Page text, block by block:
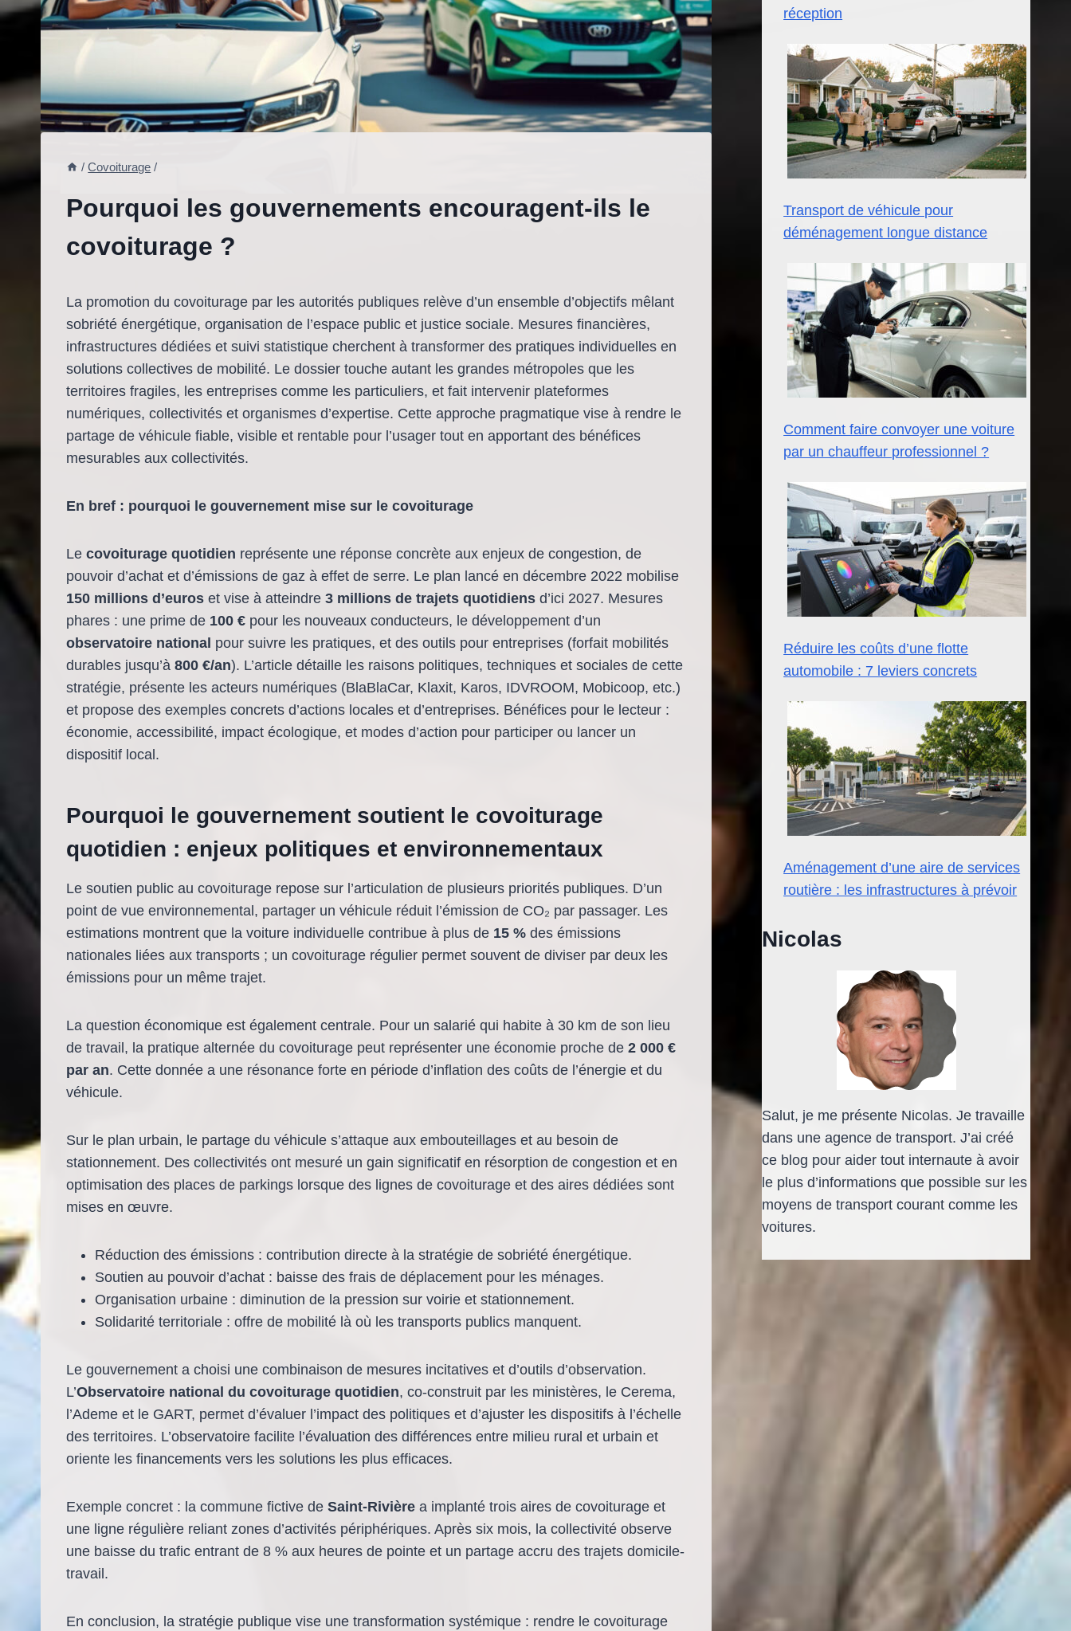
/ Covoiturage /
Pourquoi les gouvernements encouragent-ils le
covoiturage ?
La promotion du covoiturage par les autorités publiques relève d’un ensemble d’objectifs mêlant
sobriété énergétique, organisation de l’espace public et justice sociale. Mesures financières,
infrastructures dédiées et suivi statistique cherchent à transformer des pratiques individuelles en
solutions collectives de mobilité. Le dossier touche autant les grandes métropoles que les
territoires fragiles, les entreprises comme les particuliers, et fait intervenir plateformes
numériques, collectivités et organismes d’expertise. Cette approche pragmatique vise à rendre le
partage de véhicule fiable, visible et rentable pour l’usager tout en apportant des bénéfices
mesurables aux collectivités.
En bref : pourquoi le gouvernement mise sur le covoiturage
Le covoiturage quotidien représente une réponse concrète aux enjeux de congestion, de
pouvoir d’achat et d’émissions de gaz à effet de serre. Le plan lancé en décembre 2022 mobilise
150 millions d’euros et vise à atteindre 3 millions de trajets quotidiens d’ici 2027. Mesures
phares : une prime de 100 € pour les nouveaux conducteurs, le développement d’un
observatoire national pour suivre les pratiques, et des outils pour entreprises (forfait mobilités
durables jusqu’à 800 €/an). L’article détaille les raisons politiques, techniques et sociales de cette
stratégie, présente les acteurs numériques (BlaBlaCar, Klaxit, Karos, IDVROOM, Mobicoop, etc.)
et propose des exemples concrets d’actions locales et d’entreprises. Bénéfices pour le lecteur :
économie, accessibilité, impact écologique, et modes d’action pour participer ou lancer un
dispositif local.
Pourquoi le gouvernement soutient le covoiturage
quotidien : enjeux politiques et environnementaux
Le soutien public au covoiturage repose sur l’articulation de plusieurs priorités publiques. D’un
point de vue environnemental, partager un véhicule réduit l’émission de CO₂ par passager. Les
estimations montrent que la voiture individuelle contribue à plus de 15 % des émissions
nationales liées aux transports ; un covoiturage régulier permet souvent de diviser par deux les
émissions pour un même trajet.
La question économique est également centrale. Pour un salarié qui habite à 30 km de son lieu
de travail, la pratique alternée du covoiturage peut représenter une économie proche de 2 000 €
par an. Cette donnée a une résonance forte en période d’inflation des coûts de l’énergie et du
véhicule.
Sur le plan urbain, le partage du véhicule s’attaque aux embouteillages et au besoin de
stationnement. Des collectivités ont mesuré un gain significatif en résorption de congestion et en
optimisation des places de parkings lorsque des lignes de covoiturage et des aires dédiées sont
mises en œuvre.
Réduction des émissions : contribution directe à la stratégie de sobriété énergétique.
Soutien au pouvoir d’achat : baisse des frais de déplacement pour les ménages.
Organisation urbaine : diminution de la pression sur voirie et stationnement.
Solidarité territoriale : offre de mobilité là où les transports publics manquent.
Le gouvernement a choisi une combinaison de mesures incitatives et d’outils d’observation.
L’Observatoire national du covoiturage quotidien, co-construit par les ministères, le Cerema,
l’Ademe et le GART, permet d’évaluer l’impact des politiques et d’ajuster les dispositifs à l’échelle
des territoires. L’observatoire facilite l’évaluation des différences entre milieu rural et urbain et
oriente les financements vers les solutions les plus efficaces.
Exemple concret : la commune fictive de Saint-Rivière a implanté trois aires de covoiturage et
une ligne régulière reliant zones d’activités périphériques. Après six mois, la collectivité observe
une baisse du trafic entrant de 8 % aux heures de pointe et un partage accru des trajets domicile-
travail.
En conclusion, la stratégie publique vise une transformation systémique : rendre le covoiturage
réception
Transport de véhicule pour
déménagement longue distance
Comment faire convoyer une voiture
par un chauffeur professionnel ?
Réduire les coûts d’une flotte
automobile : 7 leviers concrets
Aménagement d’une aire de services
routière : les infrastructures à prévoir
Nicolas
Salut, je me présente Nicolas. Je travaille
dans une agence de transport. J’ai créé
ce blog pour aider tout internaute à avoir
le plus d’informations que possible sur les
moyens de transport courant comme les
voitures.